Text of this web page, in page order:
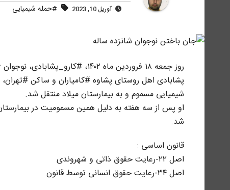
آوریل 10, 2023 #حمله شیمیایی
شیمیایی مسموم و به بیمارستان میلاد منتقل شد.
او پس از سه هفته به دلیل همین مسمومیت در
شد.
قانون اساسی :
اصل ٢٢-رعایت حقوق ذاتی و شهروندی
اصل ٣۴-رعایت حقوق انسانی توسط قانون